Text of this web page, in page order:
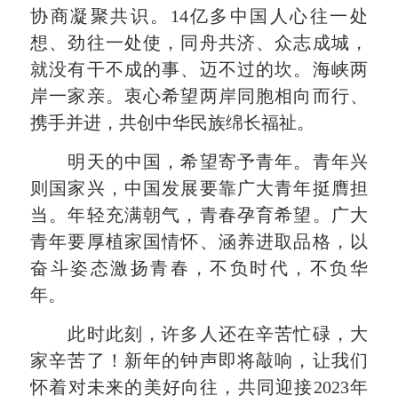
协商凝聚共识。14亿多中国人心往一处
想、劲往一处使，同舟共济、众志成城，
就没有干不成的事、迈不过的坎。海峡两
岸一家亲。衷心希望两岸同胞相向而行、
携手并进，共创中华民族绵长福祉。
明天的中国，希望寄予青年。青年兴
则国家兴，中国发展要靠广大青年挺膺担
当。年轻充满朝气，青春孕育希望。广大
青年要厚植家国情怀、涵养进取品格，以
奋斗姿态激扬青春，不负时代，不负华
年。
此时此刻，许多人还在辛苦忙碌，大
家辛苦了！新年的钟声即将敲响，让我们
怀着对未来的美好向往，共同迎接2023年